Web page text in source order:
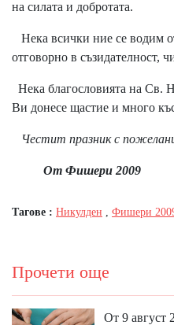
на силата и добротата.
Нека всички ние се водим
отговорно в съзидателност,
Нека благословията на Св.
Ви донесе щастие и много
Честит празник с
От Фишери 2009
Тагове : Никулден Фишери
Прочети още
От 9 август